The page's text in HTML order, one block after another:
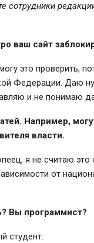
сотрудники
ваш сайт
это проверить,
Федерации. Даю
и не понимаю
Например,
власти.
я не считаю
от
Вы программист?
студент.